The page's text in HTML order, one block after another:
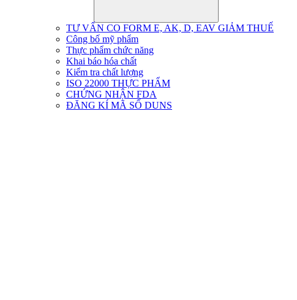
TƯ VẤN CO FORM E, AK, D, EAV GIẢM THUẾ
Công bố mỹ phẩm
Thực phẩm chức năng
Khai báo hóa chất
Kiểm tra chất lượng
ISO 22000 THỰC PHẨM
CHỨNG NHẬN FDA
ĐĂNG KÍ MÃ SỐ DUNS